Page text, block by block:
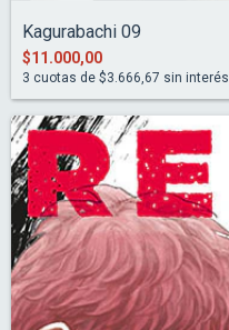
Kagurabachi 09
$11.000,00
3 cuotas de $3.666,67 sin interés